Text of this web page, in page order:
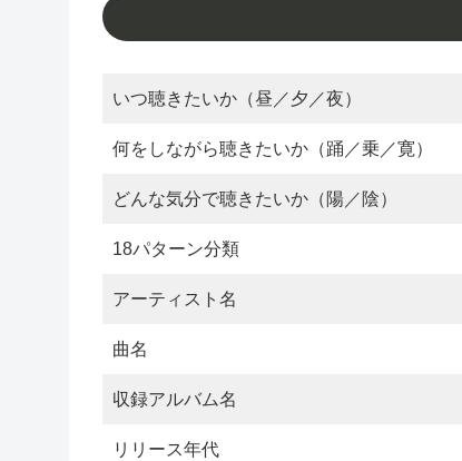
いつ聴きたいか（昼／夕／夜）
何をしながら聴きたいか（踊／乗／寛）
どんな気分で聴きたいか（陽／陰）
18パターン分類
アーティスト名
曲名
収録アルバム名
リリース年代